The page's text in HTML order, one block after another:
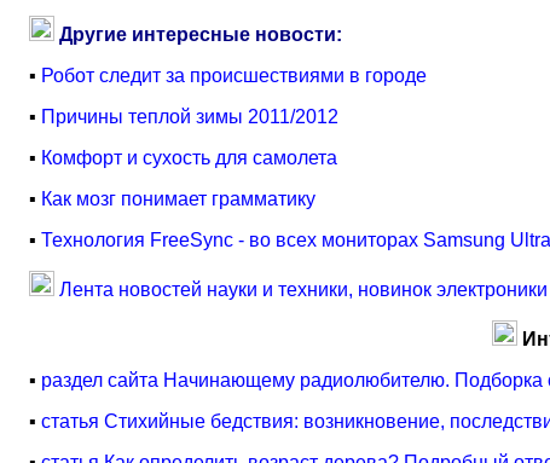
Другие интересные новости:
▪ Робот следит за происшествиями в городе
▪ Причины теплой зимы 2011/2012
▪ Комфорт и сухость для самолета
▪ Как мозг понимает грамматику
▪ Технология FreeSync - во всех мониторах Samsung
Лента новостей науки и техники, новинок электроники
▪ раздел сайта Начинающему радиолюбителю. Подборка
▪ статья Стихийные бедствия: возникновение,